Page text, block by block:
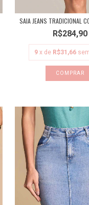
SAIA JEANS TRADICIONAL
R$284,90
9 x de R$31,66
COMPRAR